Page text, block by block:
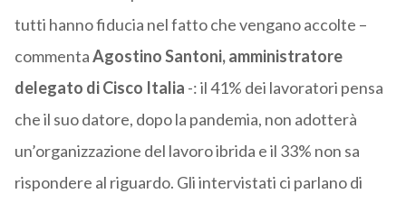
tutti hanno fiducia nel fatto che vengano accolte –
commentaAgostino Santoni, amministratore
delegato di Cisco Italia -: il 41% dei lavoratori pensa
che il suo datore, dopo la pandemia, non adotterà
un’organizzazione del lavoro ibrida e il 33% non sa
rispondere al riguardo. Gli intervistati ci parlano di